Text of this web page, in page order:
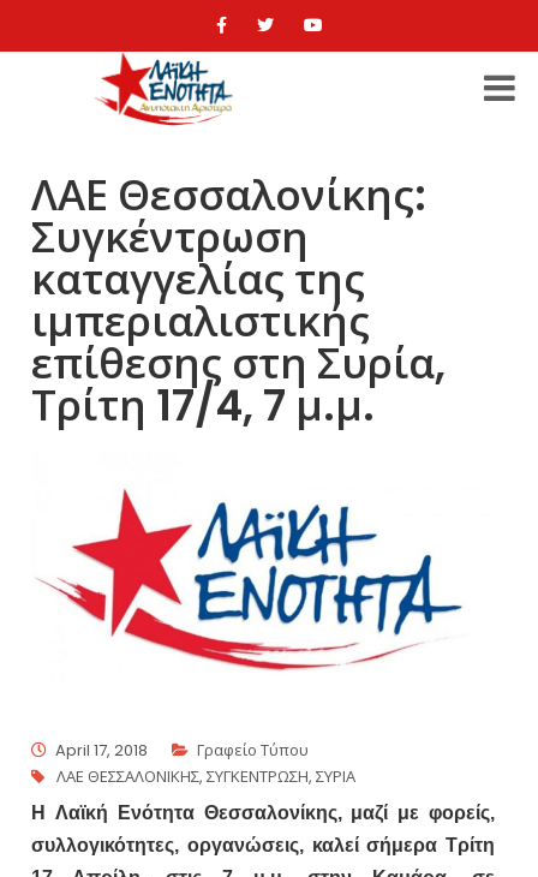
ΛΑΕ Θεσσαλονίκης:
Συγκέντρωση
καταγγελίας της
ιμπεριαλιστικής
επίθεσης στη Συρία,
Τρίτη 17/4, 7 μ.μ.
April 17, 2018
Γραφείο Τύπου
ΛΑΕ ΘΕΣΣΑΛΟΝΙΚΗΣ,ΣΥΓΚΕΝΤΡΩΣΗ,ΣΥΡΙΑ
H Λαϊκή Ενότητα Θεσσαλονίκης, μαζί με φορείς,
συλλογικότητες, οργανώσεις, καλεί σήμερα Τρίτη